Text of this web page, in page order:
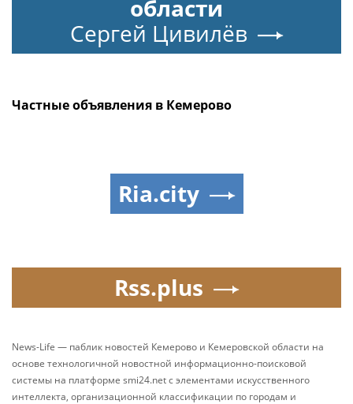
области
Сергей Цивилёв
Частные объявления в Кемерово
Ria.city
Rss.plus
News-Life — паблик новостей Кемерово и Кемеровской области на
основе технологичной новостной информационно-поисковой
системы на платформе smi24.net с элементами искусственного
интеллекта, организационной классификации по городам и